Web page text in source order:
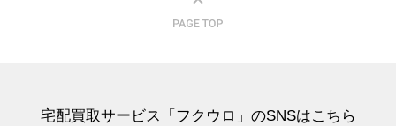
宅配買取サービス「フクウロ」のSNSはこちら